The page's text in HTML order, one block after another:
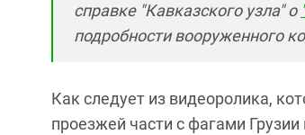
справке "Кавказского узла" о
подробности вооруженного
Как следует из видеоролика,
проезжей части с фагами